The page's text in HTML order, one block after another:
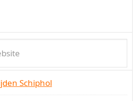
Schiphol